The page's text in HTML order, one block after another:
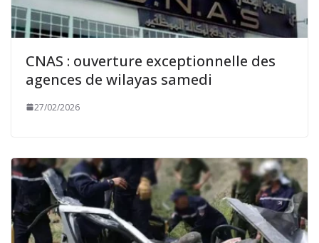
CNAS : ouverture exceptionnelle des
agences de wilayas samedi
27/02/2026